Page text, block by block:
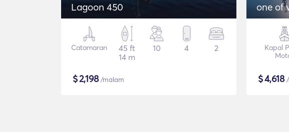
Lagoon 450
Catamaran
45 ft
14 m
10 4 2
$2,198/malam
one of
Kapal
$4,618/